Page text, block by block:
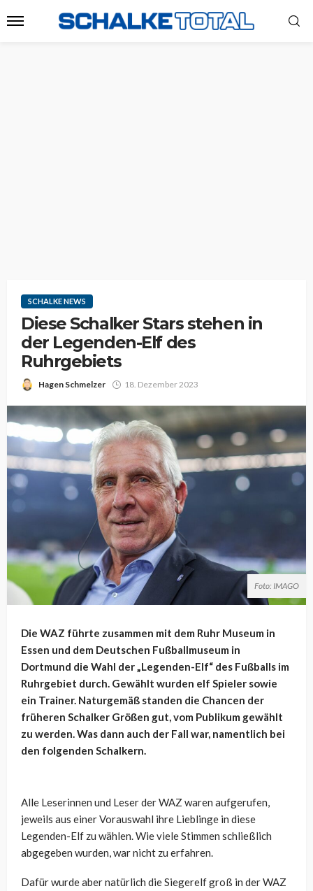
SCHALKE NEWS
Diese Schalker Stars stehen in
der Legenden-Elf des
Ruhrgebiets
Hagen Schmelzer 18. Dezember 2023
Foto: IMAGO
Die WAZ führte zusammen mit dem Ruhr Museum in
Essen und dem Deutschen Fußballmuseum in
Dortmund die Wahl der „Legenden-Elf“ des Fußballs im
Ruhrgebiet durch. Gewählt wurden elf Spieler sowie
ein Trainer. Naturgemäß standen die Chancen der
früheren Schalker Größen gut, vom Publikum gewählt
zu werden. Was dann auch der Fall war, namentlich bei
den folgenden Schalkern.
Alle Leserinnen und Leser der WAZ waren aufgerufen,
jeweils aus einer Vorauswahl ihre Lieblinge in diese
Legenden-Elf zu wählen. Wie viele Stimmen schließlich
abgegeben wurden, war nicht zu erfahren.
Dafür wurde aber natürlich die Siegerelf groß in der WAZ